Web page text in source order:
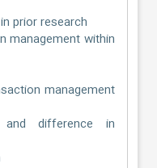
prior research
management within
management
and difference in